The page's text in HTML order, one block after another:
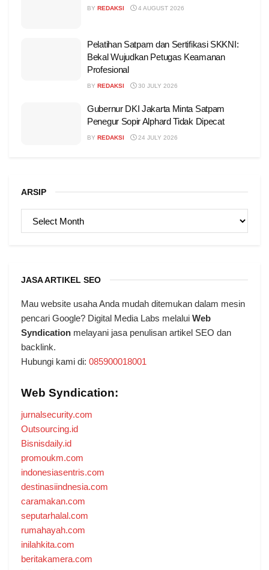
BY REDAKSI 4 AUGUST 2026
Pelatihan Satpam dan Sertifikasi SKKNI:
Bekal Wujudkan Petugas Keamanan
Profesional
BY REDAKSI 30 JULY 2026
Gubernur DKI Jakarta Minta Satpam
Penegur Sopir Alphard Tidak Dipecat
BY REDAKSI 24 JULY 2026
ARSIP
JASA ARTIKEL SEO
Mau website usaha Anda mudah ditemukan dalam mesin
pencari Google? Digital Media Labs melalui Web
Syndication melayani jasa penulisan artikel SEO dan
backlink.
Hubungi kami di: 085900018001
Web Syndication:
jurnalsecurity.com
Outsourcing.id
Bisnisdaily.id
promoukm.com
indonesiasentris.com
destinasiindnesia.com
caramakan.com
seputarhalal.com
rumahayah.com
inilahkita.com
beritakamera.com